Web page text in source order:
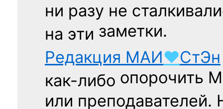
ни разу не
на эти заметки.
Редакция МАИ♥СтЭн
как-либо опорочить
или